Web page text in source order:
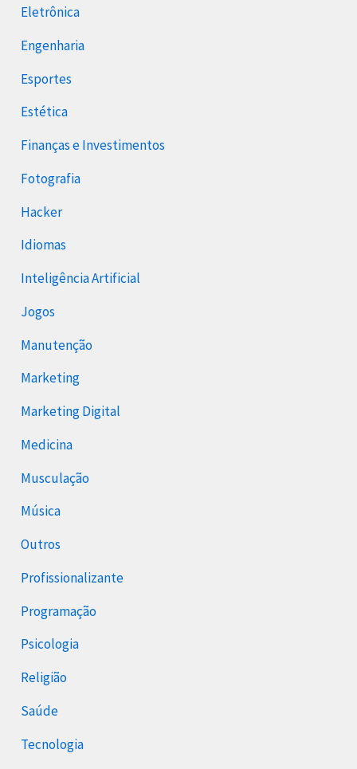
Eletrônica
Engenharia
Esportes
Estética
Finanças e Investimentos
Fotografia
Hacker
Idiomas
Inteligência Artificial
Jogos
Manutenção
Marketing
Marketing Digital
Medicina
Musculação
Música
Outros
Profissionalizante
Programação
Psicologia
Religião
Saúde
Tecnologia